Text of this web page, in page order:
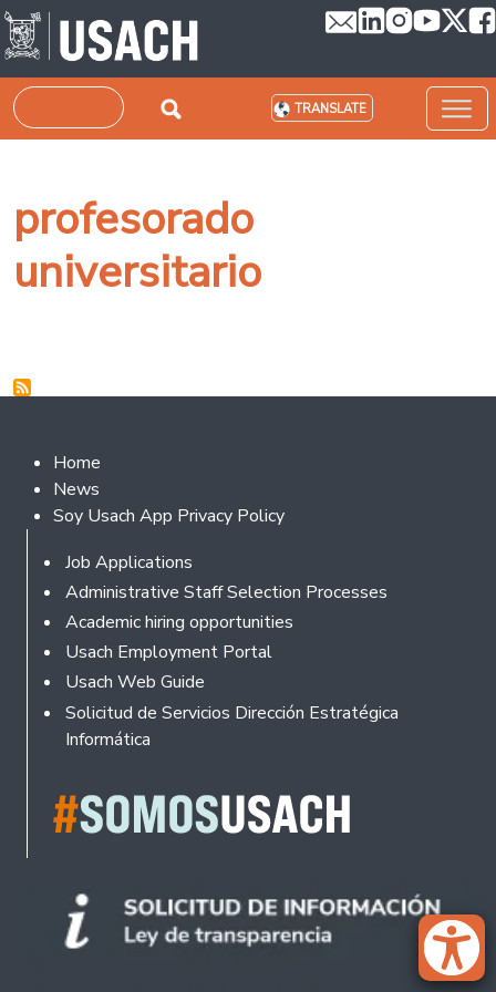
Skip to main content
Search TRANSLATE
profesorado
universitario
Footer 2
Home
News
Soy Usach App Privacy Policy
Footer
Job Applications
Administrative Staff Selection Processes
Academic hiring opportunities
Usach Employment Portal
Usach Web Guide
Solicitud de Servicios Dirección Estratégica
Informática